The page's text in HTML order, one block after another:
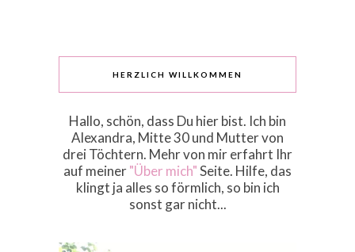
HERZLICH WILLKOMMEN
Hallo, schön, dass Du hier bist. Ich bin
Alexandra, Mitte 30 und Mutter von
drei Töchtern. Mehr von mir erfahrt Ihr
auf meiner"Über mich"Seite. Hilfe, das
klingt ja alles so förmlich, so bin ich
sonst gar nicht...